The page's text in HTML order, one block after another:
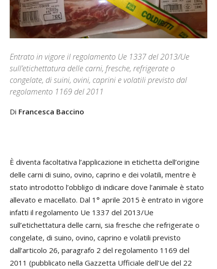
Entrato in vigore il regolamento Ue 1337 del 2013/Ue
sull’etichettatura delle carni, fresche, refrigerate o
congelate, di suini, ovini, caprini e volatili previsto dal
regolamento 1169 del 2011
Di Francesca Baccino
È diventa facoltativa l’applicazione in etichetta dell’origine
delle carni di suino, ovino, caprino e dei volatili, mentre è
stato introdotto l’obbligo di indicare dove l’animale è stato
allevato e macellato. Dal 1° aprile 2015 è entrato in vigore
infatti il regolamento Ue 1337 del 2013/Ue
sull’etichettatura delle carni, sia fresche che refrigerate o
congelate, di suino, ovino, caprino e volatili previsto
dall’articolo 26, paragrafo 2 del regolamento 1169 del
2011 (pubblicato nella Gazzetta Ufficiale dell'Ue del 22